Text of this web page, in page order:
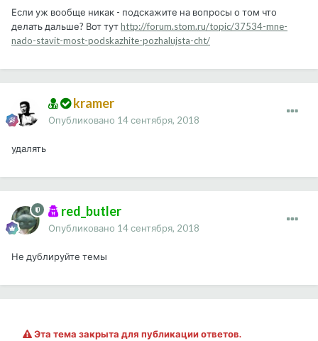
Если уж вообще никак - подскажите на вопросы о том что
делать дальше? Вот тутhttp://forum.stom.ru/topic/37534-mne-
nado-stavit-most-podskazhite-pozhalujsta-cht/
kramer
Опубликовано 14 сентября, 2018
удалять
red_butler
Опубликовано 14 сентября, 2018
Не дублируйте темы
Эта тема закрыта для публикации ответов.